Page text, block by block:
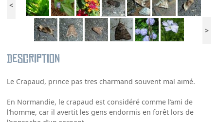
<
>
Description
Le Crapaud, prince pas tres charmand souvent mal aimé.
En Normandie, le crapaud est considéré comme l’ami de
l’homme, car il avertit les gens endormis en forêt lors de